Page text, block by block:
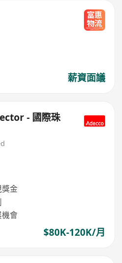
薪資面議
- 國際珠
金
會
$80K-120K/月